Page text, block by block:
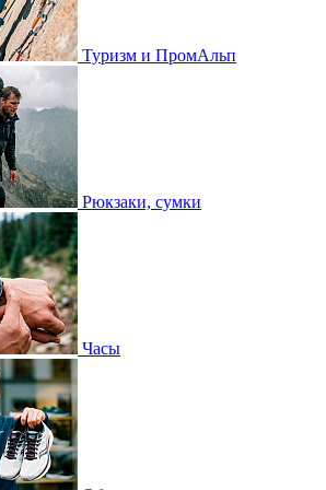
Туризм и ПромАльп
Рюкзаки, сумки
Часы